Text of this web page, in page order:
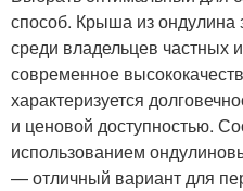
способ. Крыша из ондулина
среди владельцев частных
современное
характеризуется
и ценовой доступностью.
использованием
— отличный вариант для